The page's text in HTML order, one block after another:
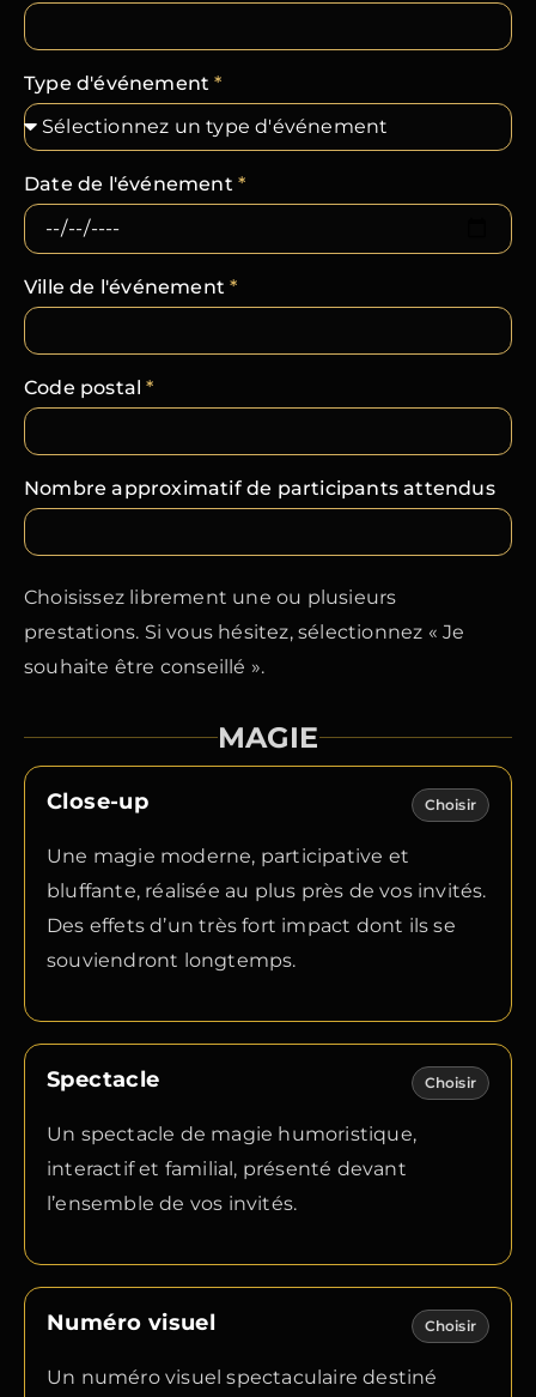
Type d'événement*
Date de l'événement *
Ville de l'événement*
Code postal*
Nombre approximatif de participants attendus
Choisissez librement une ou plusieurs
prestations. Si vous hésitez, sélectionnez « Je
souhaite être conseillé ».
MAGIE
Close-up Choisir
Une magie moderne, participative et
bluffante, réalisée au plus près de vos invités.
Des effets d’un très fort impact dont ils se
souviendront longtemps.
Spectacle Choisir
Un spectacle de magie humoristique,
interactif et familial, présenté devant
l’ensemble de vos invités.
Numéro visuel Choisir
Un numéro visuel spectaculaire destiné